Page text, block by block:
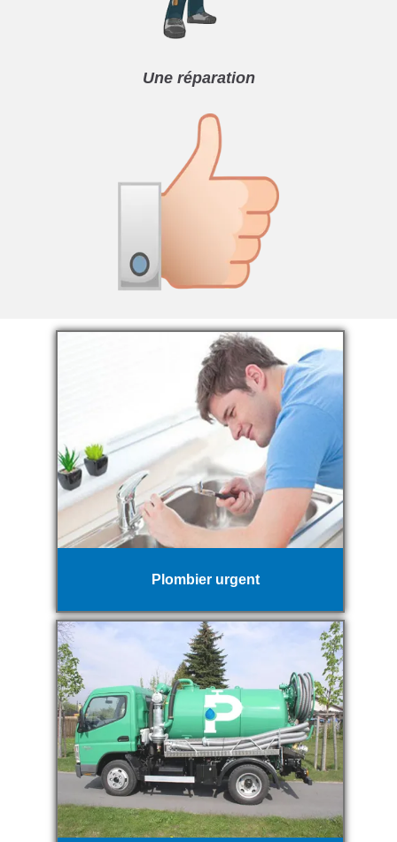
Une réparation
Plombier urgent